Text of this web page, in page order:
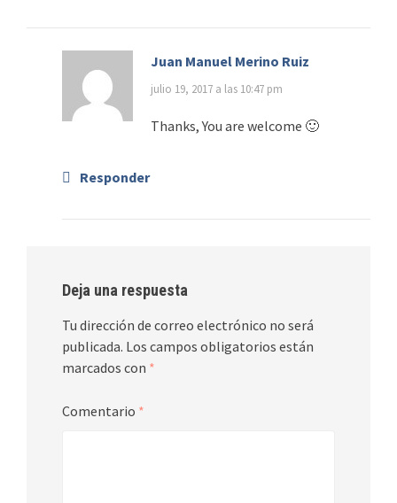
Juan Manuel Merino Ruiz
julio 19, 2017 a las 10:47 pm
Thanks, You are welcome 🙂
Responder
Deja una respuesta
Tu dirección de correo electrónico no será
publicada. Los campos obligatorios están
marcados con *
Comentario *